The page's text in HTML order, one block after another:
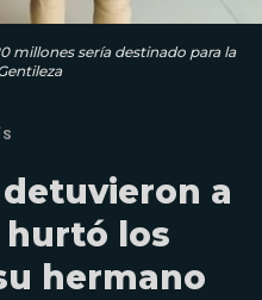
millones sería destinado para la
a
hurtó los
hermano